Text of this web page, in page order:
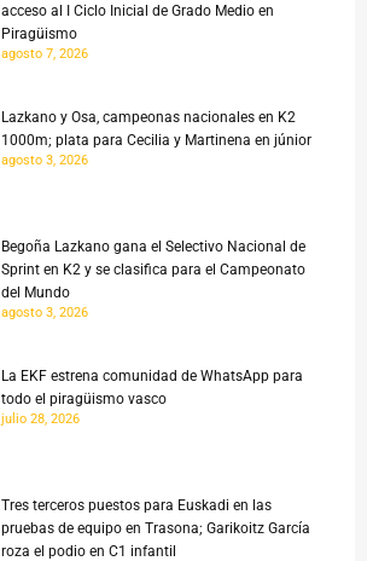
acceso al I Ciclo Inicial de Grado Medio en
Piragüismo
agosto 7, 2026
Lazkano y Osa, campeonas nacionales en K2
1000m; plata para Cecilia y Martinena en júnior
agosto 3, 2026
Begoña Lazkano gana el Selectivo Nacional de
Sprint en K2 y se clasifica para el Campeonato
del Mundo
agosto 3, 2026
La EKF estrena comunidad de WhatsApp para
todo el piragüismo vasco
julio 28, 2026
Tres terceros puestos para Euskadi en las
pruebas de equipo en Trasona; Garikoitz García
roza el podio en C1 infantil